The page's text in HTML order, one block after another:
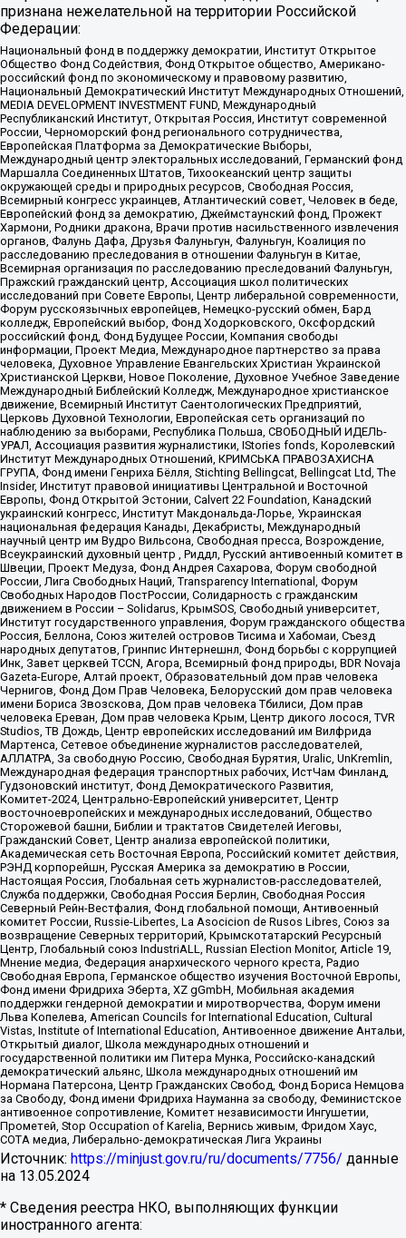
признана нежелательной на территории Российской
Федерации:
Национальный фонд в поддержку демократии, Институт Открытое
Общество Фонд Содействия, Фонд Открытое общество, Американо-
российский фонд по экономическому и правовому развитию,
Национальный Демократический Институт Международных Отношений,
MEDIA DEVELOPMENT INVESTMENT FUND, Международный
Республиканский Институт, Открытая Россия, Институт современной
России, Черноморский фонд регионального сотрудничества,
Европейская Платформа за Демократические Выборы,
Международный центр электоральных исследований, Германский фонд
Маршалла Соединенных Штатов, Тихоокеанский центр защиты
окружающей среды и природных ресурсов, Свободная Россия,
Всемирный конгресс украинцев, Атлантический совет, Человек в беде,
Европейский фонд за демократию, Джеймстаунский фонд, Прожект
Хармони, Родники дракона, Врачи против насильственного извлечения
органов, Фалунь Дафа, Друзья Фалуньгун, Фалуньгун, Коалиция по
расследованию преследования в отношении Фалуньгун в Китае,
Всемирная организация по расследованию преследований Фалуньгун,
Пражский гражданский центр, Ассоциация школ политических
исследований при Совете Европы, Центр либеральной современности,
Форум русскоязычных европейцев, Немецко-русский обмен, Бард
колледж, Европейский выбор, Фонд Ходорковского, Оксфордский
российский фонд, Фонд Будущее России, Компания свободы
информации, Проект Медиа, Международное партнерство за права
человека, Духовное Управление Евангельских Христиан Украинской
Христианской Церкви, Новое Поколение, Духовное Учебное Заведение
Международный Библейский Колледж, Международное христианское
движение, Всемирный Институт Саентологических Предприятий,
Церковь Духовной Технологии, Европейская сеть организаций по
наблюдению за выборами, Республика Польша, СВОБОДНЫЙ ИДЕЛЬ-
УРАЛ, Ассоциация развития журналистики, IStories fonds, Королевский
Институт Международных Отношений, КРИМСЬКА ПРАВОЗАХИСНА
ГРУПА, Фонд имени Генриха Бёлля, Stichting Bellingcat, Bellingcat Ltd, The
Insider, Институт правовой инициативы Центральной и Восточной
Европы, Фонд Открытой Эстонии, Calvert 22 Foundation, Канадский
украинский конгресс, Институт Макдональда-Лорье, Украинская
национальная федерация Канады, Декабристы, Международный
научный центр им Вудро Вильсона, Свободная пресса, Возрождение,
Всеукраинский духовный центр , Риддл, Русский антивоенный комитет в
Швеции, Проект Медуза, Фонд Андрея Сахарова, Форум свободной
России, Лига Свободных Наций, Transparеncy International, Форум
Свободных Народов ПостРоссии, Солидарность с гражданским
движением в России – Solidarus, КрымSOS, Свободный университет,
Институт государственного управления, Форум гражданского общества
Россия, Беллона, Союз жителей островов Тисима и Хабомаи, Съезд
народных депутатов, Гринпис Интернешнл, Фонд борьбы с коррупцией
Инк, Завет церквей TCCN, Агора, Всемирный фонд природы, BDR Novaja
Gazeta-Europe, Алтай проект, Образовательный дом прав человека
Чернигов, Фонд Дом Прав Человека, Белорусский дом прав человека
имени Бориса Звозскова, Дом прав человека Тбилиси, Дом прав
человека Ереван, Дом прав человека Крым, Центр дикого лосося, TVR
Studios, ТВ Дождь, Центр европейских исследований им Вилфрида
Мартенса, Сетевое объединение журналистов расследователей,
АЛЛАТРА, За свободную Россию, Свободная Бурятия, Uralic, UnKremlin,
Международная федерация транспортных рабочих, ИстЧам Финланд,
Гудзоновский институт, Фонд Демократического Развития,
Комитет-2024, Центрально-Европейский университет, Центр
восточноевропейских и международных исследований, Общество
Сторожевой башни, Библии и трактатов Свидетелей Иеговы,
Гражданский Совет, Центр анализа европейской политики,
Академическая сеть Восточная Европа, Российский комитет действия,
РЭНД корпорейшн, Русская Америка за демократию в России,
Настоящая Россия, Глобальная сеть журналистов-расследователей,
Служба поддержки, Свободная Россия Берлин, Свободная Россия
Северный Рейн-Вестфалия, Фонд глобальной помощи, Антивоенный
комитет России, Russie-Libertes, La Asocicion de Rusos Libres, Союз за
возвращение Северных территорий, Крымскотатарский Ресурсный
Центр, Глобальный союз IndustriALL, Russian Election Monitor, Article 19,
Мнение медиа, Федерация анархического черного креста, Радио
Свободная Европа, Германское общество изучения Восточной Европы,
Фонд имени Фридриха Эберта, XZ gGmbH, Мобильная академия
поддержки гендерной демократии и миротворчества, Форум имени
Льва Копелева, American Councils for International Education, Cultural
Vistas, Institute of International Education, Антивоенное движение Антальи,
Открытый диалог, Школа международных отношений и
государственной политики им Питера Мунка, Российско-канадский
демократический альянс, Школа международных отношений им
Нормана Патерсона, Центр Гражданских Свобод, Фонд Бориса Немцова
за Свободу, Фонд имени Фридриха Науманна за свободу, Феминистское
антивоенное сопротивление, Комитет независимости Ингушетии,
Прометей, Stop Occupation of Karelia, Вернись живым, Фридом Хаус,
СОТА медиа, Либерально-демократическая Лига Украины
Источник: https://minjust.gov.ru/ru/documents/7756/ данные
на 13.05.2024
* Сведения реестра НКО, выполняющих функции
иностранного агента: